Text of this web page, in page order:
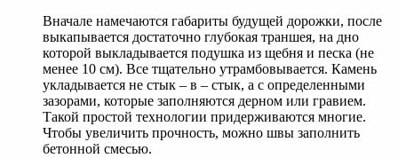
Вначале намечаются габариты будущей дорожки, после
выкапывается достаточно глубокая траншея, на дно
которой выкладывается подушка из щебня и песка (не
менее 10 см). Все тщательно утрамбовывается. Камень
укладывается не стык – в – стык, а с определенными
зазорами, которые заполняются дерном или гравием.
Такой простой технологии придерживаются многие.
Чтобы увеличить прочность, можно швы заполнить
бетонной смесью.